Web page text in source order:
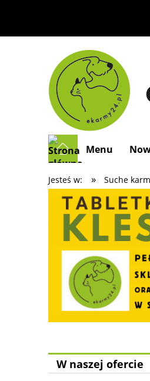
Menu
Jesteś w: » Suche
W naszej ofercie